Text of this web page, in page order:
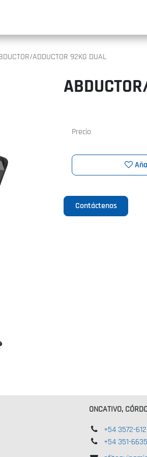
ADDUCTOR 92KG DUAL
Precio
Contáctenos
ONCATIVO,
+54 3572-
+54 351-